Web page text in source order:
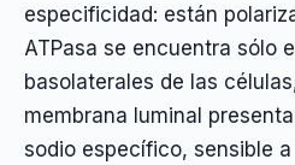
especificidad: están
ATPasa se encuentra sólo
basolaterales de las
membrana luminal
sodio específico, sensible